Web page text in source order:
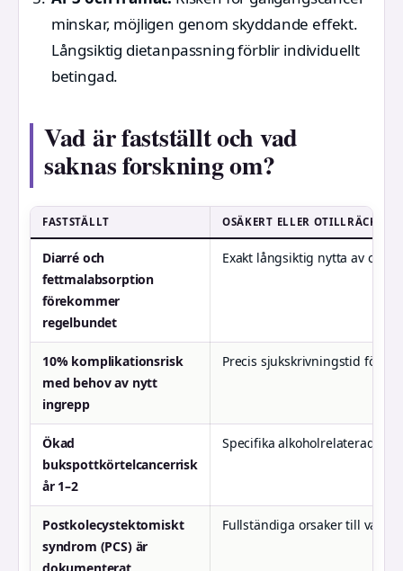
minskar, möjligen genom skyddande effekt.
Långsiktig dietanpassning förblir individuellt
betingad.
Vad är fastställt och vad
saknas forskning om?
FASTSTÄLLT OSÄKERT ELLER
Diarré och
fettmalabsorption
förekommer
regelbundet
Exakt långsiktig nytta av
10% komplikationsrisk
med behov av nytt
ingrepp
Precis sjukskrivningstid för
Ökad
bukspottkörtelcancerrisk
år 1–2
Specifika alkoholrelaterade
Postkolecystektomiskt
syndrom (PCS) är
Fullständiga orsaker till